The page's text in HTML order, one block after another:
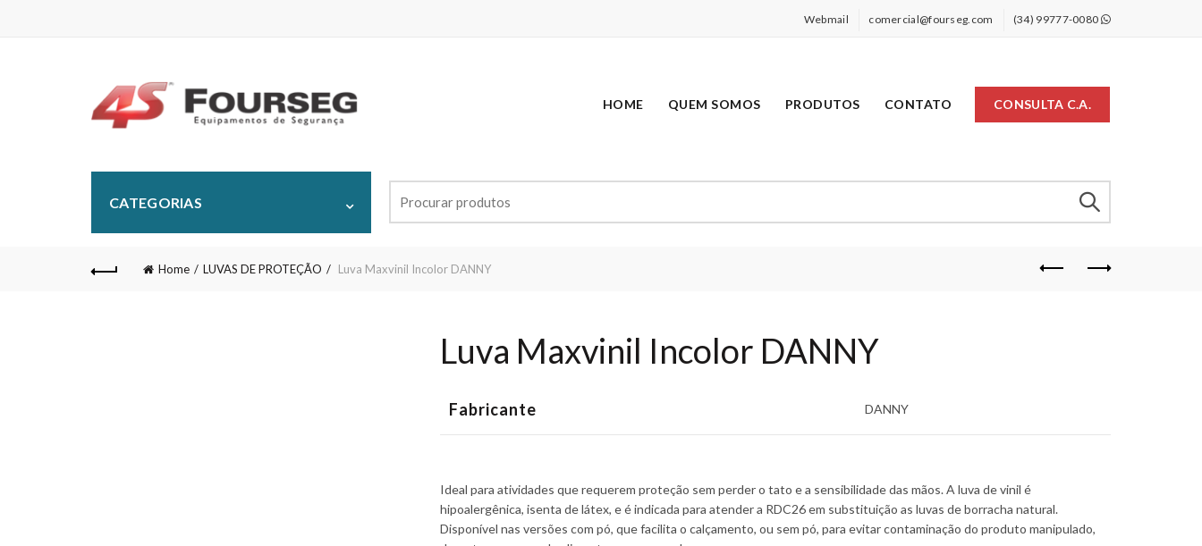
Webmail comercial@fourseg.com (34) 99777-0080
HOME QUEM SOMOS PRODUTOS CONTATO CONSULTA C.A.
CATEGORIAS
for:
Home LUVAS DE PROTEÇÃO Luva Maxvinil Incolor DANNY
Luva Maxvinil Incolor DANNY
Fabricante DANNY
Ideal para atividades que requerem proteção sem perder o tato e a sensibilidade das mãos. A luva de vinil é
hipoalergênica, isenta de látex, e é indicada para atender a RDC26 em substituição as luvas de borracha natural.
Disponível nas versões com pó, que facilita o calçamento, ou sem pó, para evitar contaminação do produto manipulado,